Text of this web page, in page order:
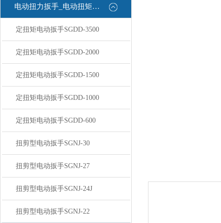
电动扭力扳手_电动扭矩扳手
定扭矩电动扳手SGDD-3500
定扭矩电动扳手SGDD-2000
定扭矩电动扳手SGDD-1500
定扭矩电动扳手SGDD-1000
定扭矩电动扳手SGDD-600
扭剪型电动扳手SGNJ-30
扭剪型电动扳手SGNJ-27
扭剪型电动扳手SGNJ-24J
扭剪型电动扳手SGNJ-22